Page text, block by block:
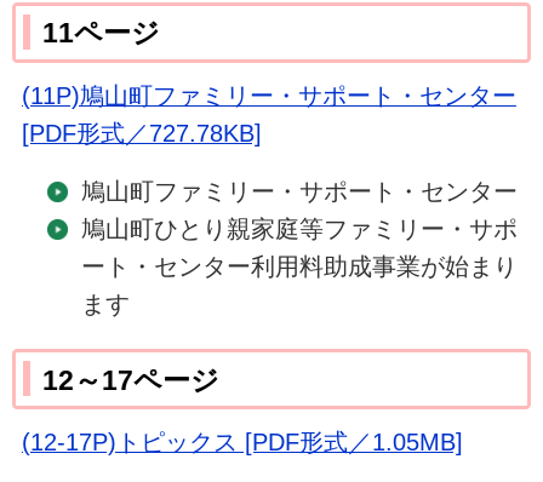
11ページ
(11P)鳩山町ファミリー・サポート・センター
[PDF形式／727.78KB]
鳩山町ファミリー・サポート・センター
鳩山町ひとり親家庭等ファミリー・サポ
ート・センター利用料助成事業が始まり
ます
12～17ページ
(12-17P)トピックス [PDF形式／1.05MB]